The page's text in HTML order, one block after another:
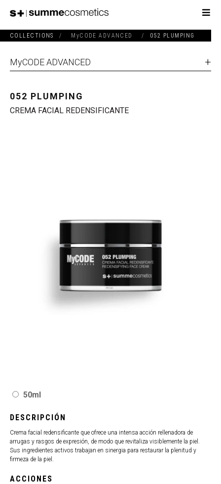
COLLECTIONS / MyCODE ADVANCED / 052 PLUMPING
MyCODE ADVANCED
052 PLUMPING
CREMA FACIAL REDENSIFICANTE
50ml
DESCRIPCIÓN
Crema facial redensificante que ofrece una intensa acción rellenadora de
arrugas y rasgos de expresión, de modo que revitaliza visiblemente la piel.
Sus ingredientes activos trabajan en sinergia para restaurar la plenitud y
firmeza de la piel.
ACCIONES